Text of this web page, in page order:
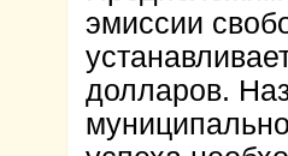
эмиссии
долларов.